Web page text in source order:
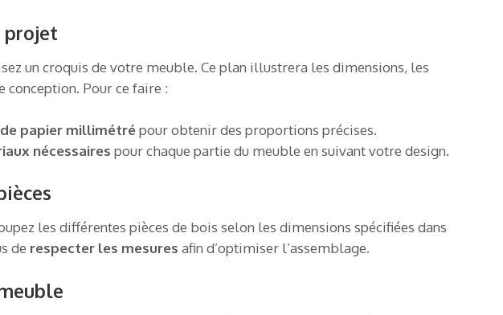
projet
un croquis de votre meuble. Ce plan illustrera les dimensions, les
Pour ce faire :
papier millimétrépour obtenir des proportions précises.
nécessaires pour chaque partie du meuble en suivant votre design.
les différentes pièces de bois selon les dimensions spécifiées dans
de respecter les mesures afin d’optimiser l’assemblage.